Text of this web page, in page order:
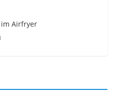
Airfryer